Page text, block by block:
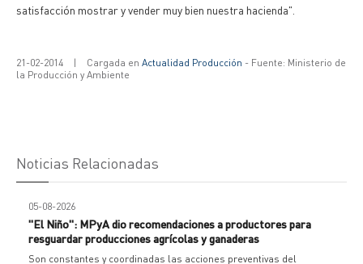
satisfacción mostrar y vender muy bien nuestra hacienda".
21-02-2014 | Cargada en Actualidad Producción - Fuente: Ministerio de
la Producción y Ambiente
Noticias Relacionadas
05-08-2026
"El Niño": MPyA dio recomendaciones a productores para
resguardar producciones agrícolas y ganaderas
Son constantes y coordinadas las acciones preventivas del